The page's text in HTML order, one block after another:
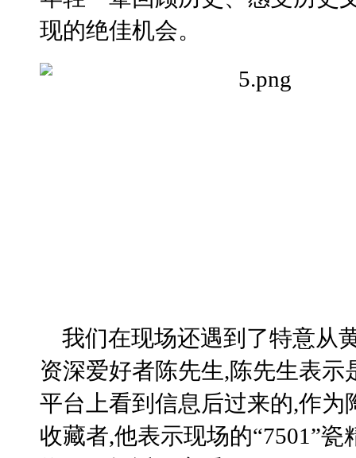
现的绝佳机会。
我们在现场还遇到了特意从
资深爱好者陈先生,陈先生表
平台上看到信息后过来的,作为
收藏者,他表示现场的“7501”